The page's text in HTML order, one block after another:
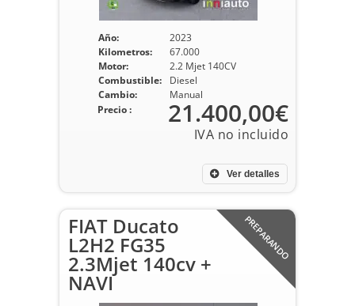
Año:
2023
Kilometros:
67.000
Motor:
2.2 Mjet 140CV
Combustible:
Diesel
Cambio:
Manual
Ver detalles
Precio : 21.400,00€
PREPARANDO
FIAT Ducato
L2H2 FG35
2.3Mjet 140cv +
NAVI